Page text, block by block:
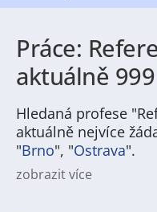
Práce:
aktuálně
Hledaná profese
aktuálně nejvíce
"Brno", "Ostrava".
zobrazit více